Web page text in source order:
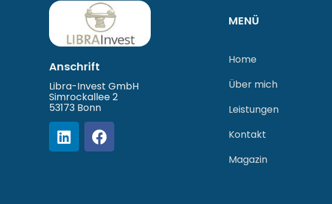
Anschrift
Libra-Invest GmbH
Simrockallee 2
53173 Bonn
MENÜ
Home
Über mich
Leistungen
Kontakt
Magazin